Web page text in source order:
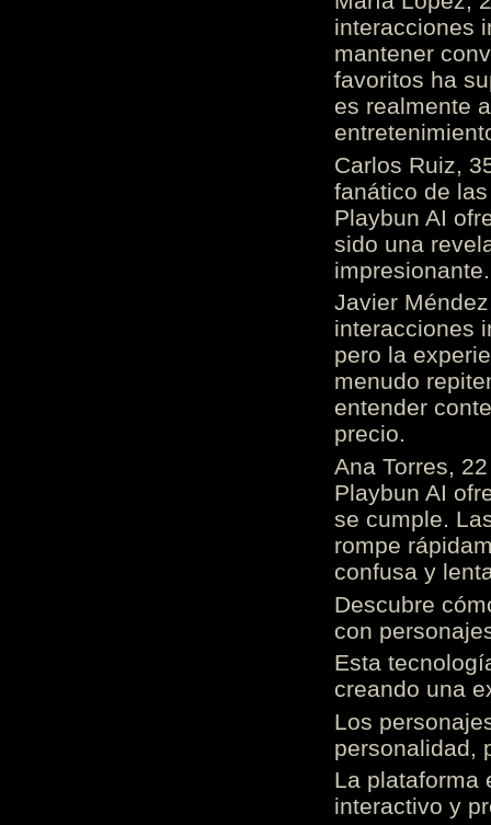
interacciones
mantener
favoritos ha
es realmente
Carlos Ruiz,
fanático de
Playbun AI
sido una
Javier
interacciones
pero la
menudo
entender
precio.
Ana Torres,
Playbun AI
se cumple.
rompe
confusa y
Descubre
con
Esta
creando una
Los
personalidad,
La plataforma
interactivo y